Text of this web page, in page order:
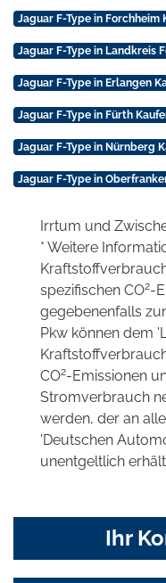
Jaguar F-Type in Forchheim
Jaguar F-Type in Landkreis
Jaguar F-Type in Erlangen
Jaguar F-Type in Fürth
Jaguar F-Type in Nürnberg
Jaguar F-Type in
Irrtum und
* Weitere
spezifischen CO2-
gegebenenfalls
Pkw können dem
CO2-Emissionen
Stromverbrauch
werden, der an
'Deutschen
unentgeltlich
Ihr